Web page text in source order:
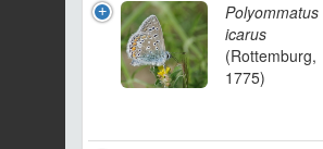
Polyommatus
icarus
(Rottemburg,
1775)